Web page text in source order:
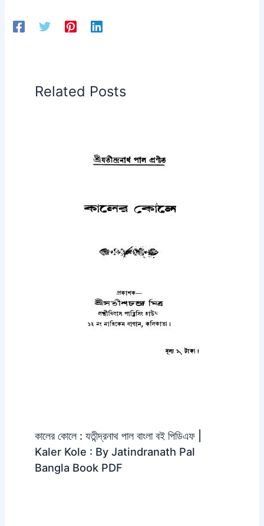
Related Posts
কালের কোলে : যতীন্দ্রনাথ পাল বাংলা বই পিডিএফ |
Kaler Kole : By Jatindranath Pal
Bangla Book PDF